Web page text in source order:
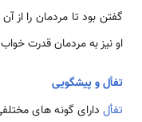
گفتن بود تا مردمان را از
او نیز به مردمان قدرت
تفأل و پیشگویی
تفأل دارای گونه های